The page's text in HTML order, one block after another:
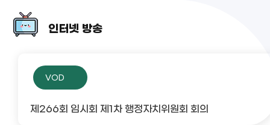
인터넷 방송
VOD
제266회 임시회 제1차 행정자치위원회 회의